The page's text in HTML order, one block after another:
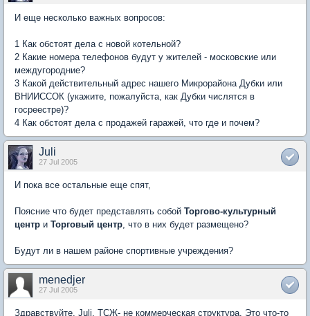
И еще несколько важных вопросов:
1 Как обстоят дела с новой котельной?
2 Какие номера телефонов будут у жителей - московские или
междугородние?
3 Какой действительный адрес нашего Микрорайона Дубки или
ВНИИССОК (укажите, пожалуйста, как Дубки числятся в
госреестре)?
4 Как обстоят дела с продажей гаражей, что где и почем?
Juli
27 Jul 2005
И пока все остальные еще спят,
Поясние что будет представлять собой Торгово-культурный
центр и Торговый центр, что в них будет размещено?
Будут ли в нашем районе спортивные учреждения?
menedjer
27 Jul 2005
Здравствуйте, Juli. ТСЖ- не коммерческая структура. Это что-то